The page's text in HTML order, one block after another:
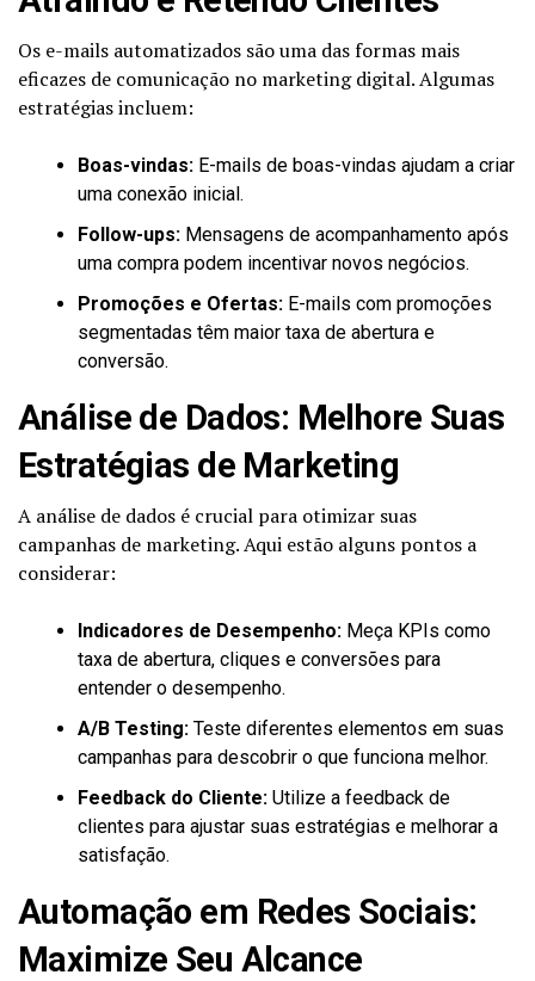
Os e-mails automatizados são uma das formas mais
eficazes de comunicação no marketing digital. Algumas
estratégias incluem:
Boas-vindas: E-mails de boas-vindas ajudam a criar
uma conexão inicial.
Follow-ups: Mensagens de acompanhamento após
uma compra podem incentivar novos negócios.
Promoções e Ofertas: E-mails com promoções
segmentadas têm maior taxa de abertura e
conversão.
Análise de Dados: Melhore Suas
Estratégias de Marketing
A análise de dados é crucial para otimizar suas
campanhas de marketing. Aqui estão alguns pontos a
considerar:
Indicadores de Desempenho: Meça KPIs como
taxa de abertura, cliques e conversões para
entender o desempenho.
A/B Testing: Teste diferentes elementos em suas
campanhas para descobrir o que funciona melhor.
Feedback do Cliente: Utilize a feedback de
clientes para ajustar suas estratégias e melhorar a
satisfação.
Automação em Redes Sociais:
Maximize Seu Alcance